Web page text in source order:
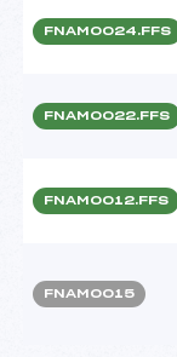
FNAM0024.FFS
FNAM0022.FFS
FNAM0012.FFS
FNAM0015